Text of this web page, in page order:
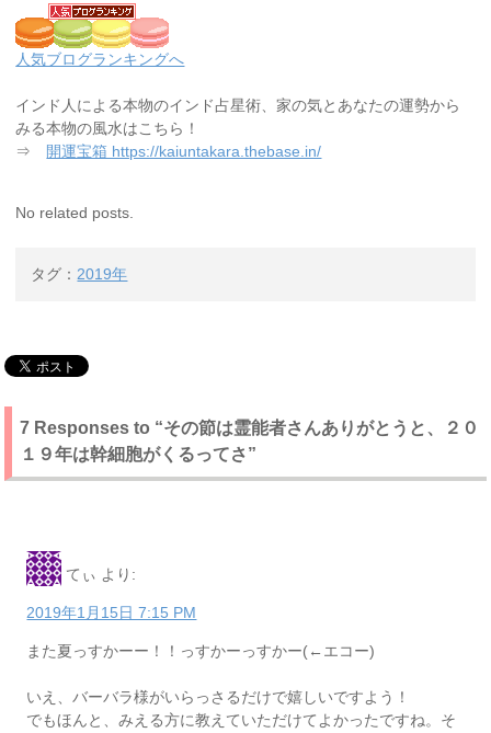
人気ブログランキングへ
インド人による本物のインド占星術、家の気とあなたの運勢から
みる本物の風水はこちら！
⇒ 開運宝箱 https://kaiuntakara.thebase.in/
No related posts.
タグ：2019年
7 Responses to “その節は霊能者さんありがとうと、２０
１９年は幹細胞がくるってさ”
てぃ より:
2019年1月15日 7:15 PM
また夏っすかーー！！っすかーっすかー(←エコー)
いえ、バーバラ様がいらっさるだけで嬉しいですよう！
でもほんと、みえる方に教えていただけてよかったですね。そ